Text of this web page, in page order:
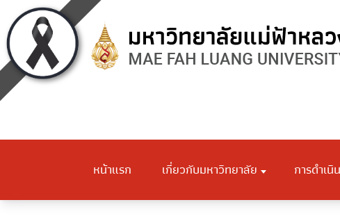
หน้าแรก เกี่ยวกับมหาวิทยาลัย การดำเนิ